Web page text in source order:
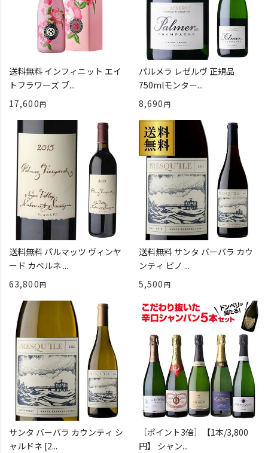
送料無料 インフィニット エイ
トフラワーズ ブ...
17,600
パルメラ レゼルヴ 正規品
750mlモンター...
8,690
送料無料 パルマッツ ヴィンヤ
ード カベルネ ...
63,800
送料無料 サンタ バーバラ カウ
ンティ ピノ ...
5,500
サンタ バーバラ カウンティ シ
ャルドネ [2...
［ポイント3倍］【1本/3,800
円】 シャン...